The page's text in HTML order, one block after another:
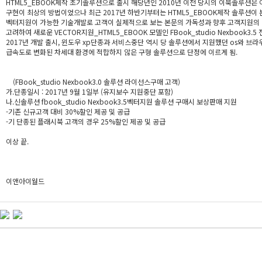
HTML5_EBOOK제작 초기솔루션으로 출시 해당년인 2010년 이전 당시의 이북솔루션은
구현이 최상의 방법이었으나 최근 2017년 하반기부터는 HTML5_EBOOK제작 솔루션이
벡터지원이 가능한 기술개발로 고객이 실제적으로 보는 본문의 가독성과 향후 고객지원의
고려하여 새로운 VECTOR지원_HTML5_EBOOK 모델인 FBook_studio Nexbook3.5
2017년 개발 출시, 윈도우 xp단종과 서비스중단 역시 당 솔루션에서 지원했던 os와 브라
급속도로 변화된 차세대 환경에 적합하지 않은 구형 솔루션으로 단정에 이르게 됨.
(FBook_studio Nexbook3.0 솔루션 라이선스구매 고객)
가.단종일시 : 2017년 9월 1일부 (유지보수 지원중단 포함)
나.신솔루션 fbook_studio Nexbook3.5벡터지원 솔루션 구매시 보상판매 지원
-기존 신규고객 대비 30%할인 제공 및 공급
-기 단종된 플래시북 고객의 경우 25%할인 제공 및 공급
이상 끝.
이앤아이월드